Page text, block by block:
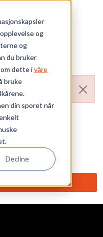
og
og
du bruker
dette ivåre
bruke
din sporet når
Decline
ikke aktivt!